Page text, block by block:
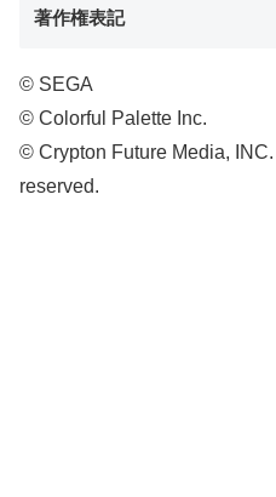
著作権表記
© SEGA
© Colorful Palette Inc.
© Crypton Future Media,
reserved.